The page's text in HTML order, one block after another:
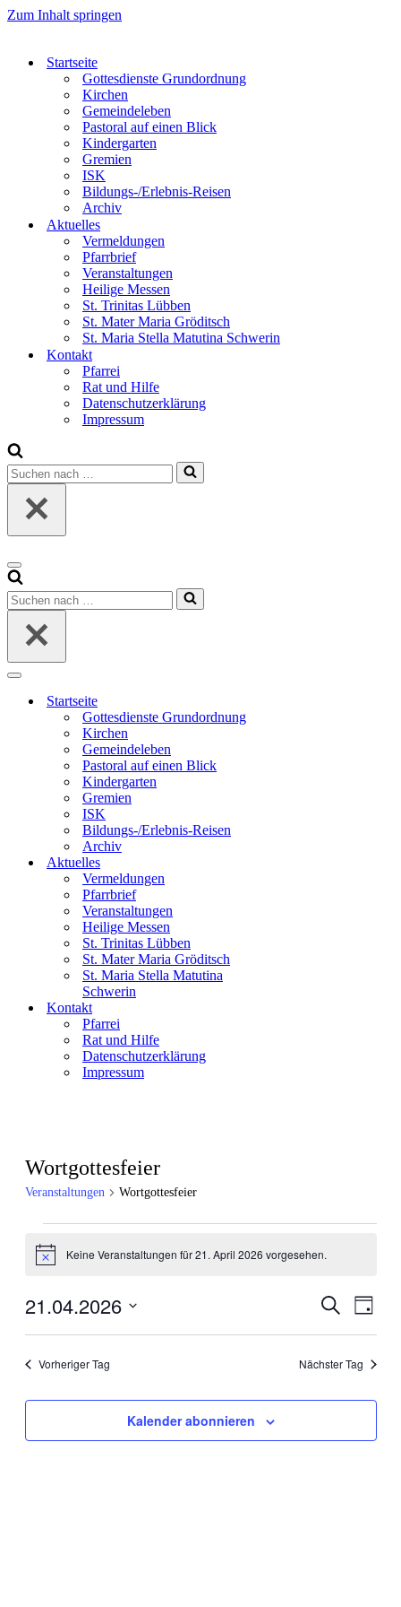
Zum Inhalt springen
Startseite
Gottesdienste Grundordnung
Kirchen
Gemeindeleben
Pastoral auf einen Blick
Kindergarten
Gremien
ISK
Bildungs-/Erlebnis-Reisen
Archiv
Aktuelles
Vermeldungen
Pfarrbrief
Veranstaltungen
Heilige Messen
St. Trinitas Lübben
St. Mater Maria Gröditsch
St. Maria Stella Matutina Schwerin
Kontakt
Pfarrei
Rat und Hilfe
Datenschutzerklärung
Impressum
Suchen
nach …
Navigationsmenü
Suchen
nach …
Navigationsmenü
Startseite
Gottesdienste Grundordnung
Kirchen
Gemeindeleben
Pastoral auf einen Blick
Kindergarten
Gremien
ISK
Bildungs-/Erlebnis-Reisen
Archiv
Aktuelles
Vermeldungen
Pfarrbrief
Veranstaltungen
Heilige Messen
St. Trinitas Lübben
St. Mater Maria Gröditsch
St. Maria Stella Matutina
Schwerin
Kontakt
Pfarrei
Rat und Hilfe
Datenschutzerklärung
Impressum
Wortgottesfeier
Veranstaltungen Wortgottesfeier
für
April
2026
HinweisKeine Veranstaltungen für 21. April 2026 vorgesehen.
Suche
Tag
21.04.2026
Vorheriger Tag
Nächster Tag
Kalender abonnieren